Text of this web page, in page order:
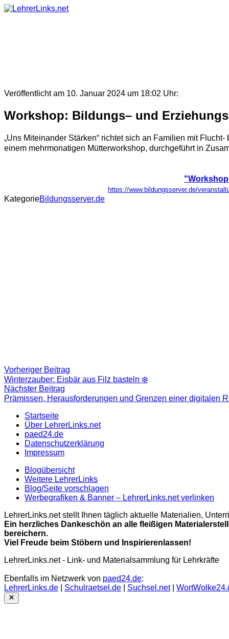
Skip
Veröffentlicht am 10. Januar 2024 um 18:02 Uhr:
Workshop: Bildungs– und
„Uns Miteinander Stärken“ richtet sich an Familien mit
einem mehrmonatigen Mütterworkshop, durchgeführt in
https://www.bildungsserver.de/
KategorieBildungsserver.de
Beitragsnavigation
Vorheriger Beitrag
Beitrag:
Winterzauber: Eisbär aus Filz basteln ‍❄️
Nächster Beitrag
Beitrag
Prämissen, Herausforderungen und Grenzen einer digitalen
Startseite
Über LehrerLinks.net
paed24.de
Datenschutzerklärung
Impressum
Blogübersicht
Weitere LehrerLinks
Blog/Seite vorschlagen
Werbegrafiken & Banner – LehrerLinks.net verlinken
LehrerLinks.net stellt Ihnen täglich aktuelle Materialien,
Ein herzliches Dankeschön an alle fleißigen
bereichern.
Viel Freude beim Stöbern und Inspirierenlassen!
LehrerLinks.net - Link- und Materialsammlung für Lehrkräfte
Ebenfalls im Netzwerk von paed24.de:
LehrerLinks.de
Schulraetsel.de Suchsel.net|
Close